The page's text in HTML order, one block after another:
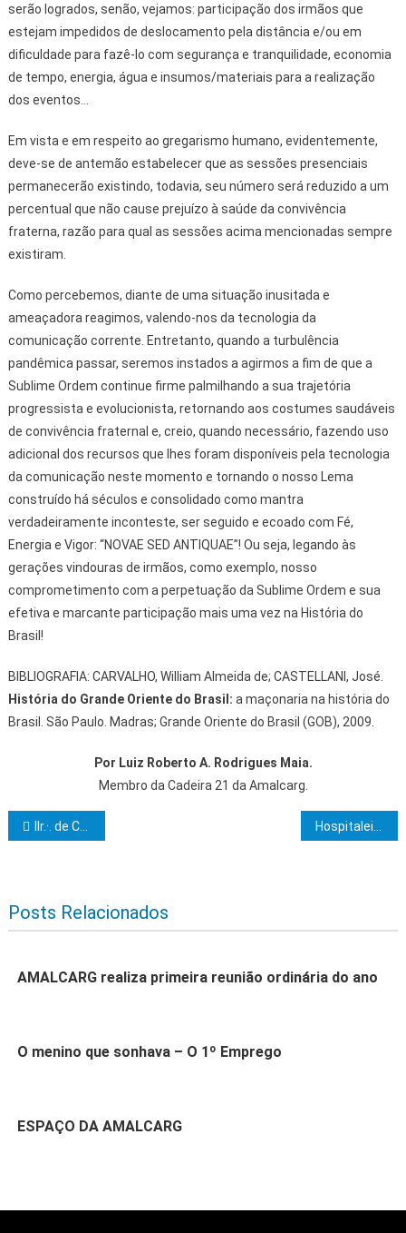
serão logrados, senão, vejamos: participação dos irmãos que
estejam impedidos de deslocamento pela distância e/ou em
dificuldade para fazê-lo com segurança e tranquilidade, economia
de tempo, energia, água e insumos/materiais para a realização
dos eventos...
Em vista e em respeito ao gregarismo humano, evidentemente,
deve-se de antemão estabelecer que as sessões presenciais
permanecerão existindo, todavia, seu número será reduzido a um
percentual que não cause prejuízo à saúde da convivência
fraterna, razão para qual as sessões acima mencionadas sempre
existiram.
Como percebemos, diante de uma situação inusitada e
ameaçadora reagimos, valendo-nos da tecnologia da
comunicação corrente. Entretanto, quando a turbulência
pandêmica passar, seremos instados a agirmos a fim de que a
Sublime Ordem continue firme palmilhando a sua trajetória
progressista e evolucionista, retornando aos costumes saudáveis
de convivência fraternal e, creio, quando necessário, fazendo uso
adicional dos recursos que lhes foram disponíveis pela tecnologia
da comunicação neste momento e tornando o nosso Lema
construído há séculos e consolidado como mantra
verdadeiramente inconteste, ser seguido e ecoado com Fé,
Energia e Vigor: “NOVAE SED ANTIQUAE”! Ou seja, legando às
gerações vindouras de irmãos, como exemplo, nosso
comprometimento com a perpetuação da Sublime Ordem e sua
efetiva e marcante participação mais uma vez na História do
Brasil!
BIBLIOGRAFIA: CARVALHO, William Almeida de; CASTELLANI, José.
História do Grande Oriente do Brasil: a maçonaria na história do
Brasil. São Paulo. Madras; Grande Oriente do Brasil (GOB), 2009.
Por Luiz Roberto A. Rodrigues Maia.
Membro da Cadeira 21 da Amalcarg.
Navegação de Post
IIr.·. de Camacan reúnem-se com Inspetor Litúrgico com a intenção de fundar uma Loja de Perfeição
Posts Relacionados
AMALCARG realiza primeira reunião ordinária do ano
O menino que sonhava – O 1º Emprego
ESPAÇO DA AMALCARG